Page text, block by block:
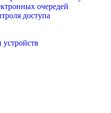
очередей
доступа